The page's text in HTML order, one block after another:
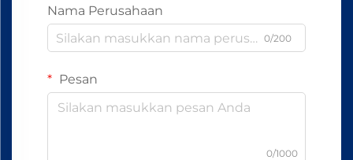
Nama Perusahaan
0/200
Pesan
0/1000